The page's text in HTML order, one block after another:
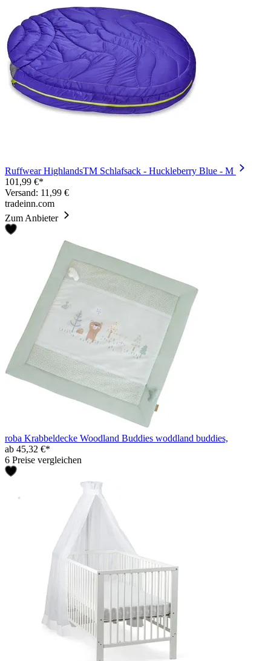
Ruffwear HighlandsTM Schlafsack - Huckleberry Blue - M
101,99 €*
Versand: 11,99 €
tradeinn.com
Zum Anbieter
roba Krabbeldecke Woodland Buddies woddland buddies,
ab 45,32 €*
6 Preise vergleichen